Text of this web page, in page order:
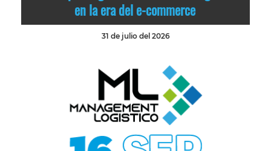
en la era del e-commerce
31 de julio del 2026